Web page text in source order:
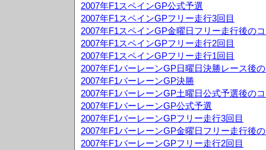
2007年F1スペインGP公式予選
2007年F1スペインGPフリー走行3回目
2007年F1スペインGP金曜日フリー走行後の
2007年F1スペインGPフリー走行2回目
2007年F1スペインGPフリー走行1回目
2007年F1バーレーンGP日曜日決勝レース後
2007年F1バーレーンGP決勝
2007年F1バーレーンGP土曜日公式予選後の
2007年F1バーレーンGP公式予選
2007年F1バーレーンGPフリー走行3回目
2007年F1バーレーンGP金曜日フリー走行後
2007年F1バーレーンGPフリー走行2回目